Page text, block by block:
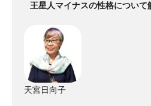
王星人マイナスの性格について
天宮日向子